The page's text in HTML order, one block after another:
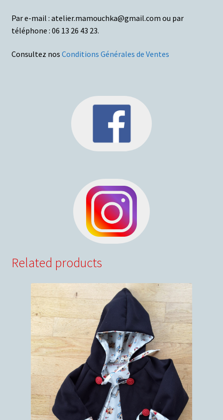
Par e-mail : atelier.mamouchka@gmail.com ou par
téléphone : 06 13 26 43 23.
Consultez nos Conditions Générales de Ventes
Related products